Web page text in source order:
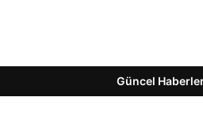
Güncel